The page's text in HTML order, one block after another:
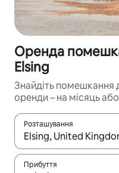
Оренда
Elsing
Знайдіть помешкання
оренди – на місяць
Розташування
Отримавши результати
Прибуття